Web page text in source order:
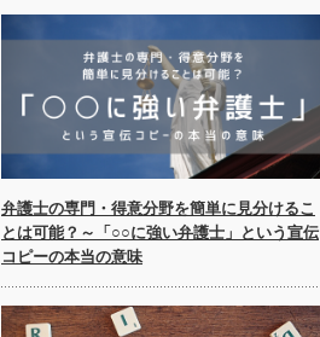
弁護士の専門・得意分野を簡単に見分けるこ
とは可能？～「○○に強い弁護士」という宣伝
コピーの本当の意味